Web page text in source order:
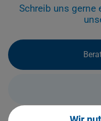
Schreib uns gerne